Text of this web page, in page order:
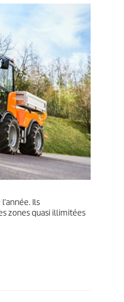
Ils
zones quasi illimitées